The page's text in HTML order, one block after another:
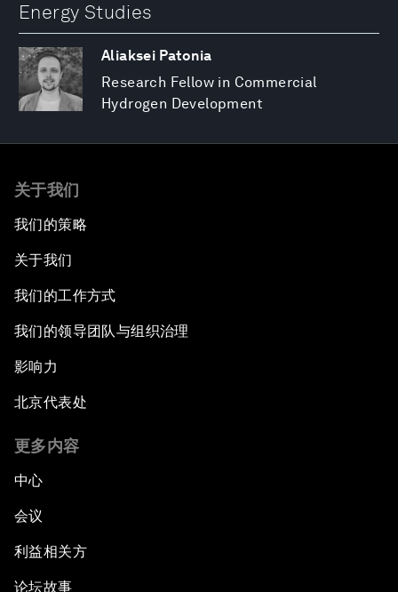
Energy Studies
Aliaksei Patonia
Research Fellow in Commercial
Hydrogen Development
关于我们
我们的策略
关于我们
我们的工作方式
我们的领导团队与组织治理
影响力
北京代表处
更多内容
中心
会议
利益相关方
论坛故事